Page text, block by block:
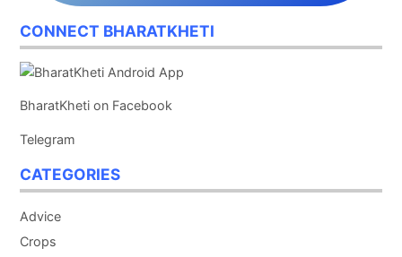
CONNECT BHARATKHETI
BharatKheti on Facebook
Telegram
CATEGORIES
Advice
Crops